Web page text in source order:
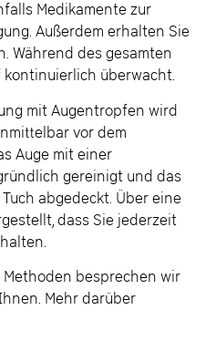
Medikamente zur
Außerdem erhalten Sie
Während des gesamten
überwacht.
mit Augentropfen wird
vor dem
Auge mit einer
gereinigt und das
abgedeckt. Über eine
dass Sie jederzeit
Methoden besprechen wir
Mehr darüber